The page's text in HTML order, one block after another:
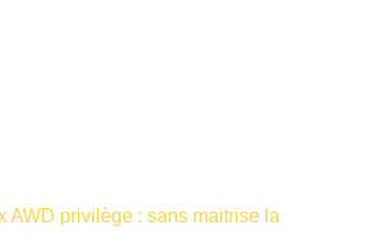
AWD privilège : sans maitrise la